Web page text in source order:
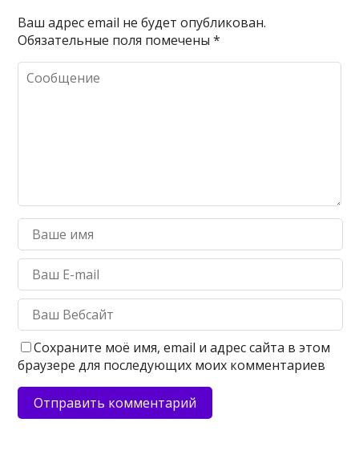
Ваш адрес email не будет опубликован.
Обязательные поля помечены*
Сохраните моё имя, email и адрес сайта в этом
браузере для последующих моих комментариев